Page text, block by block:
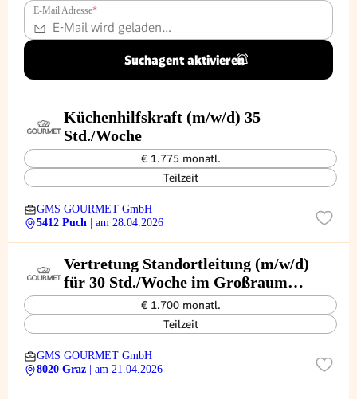
E-Mail Adresse*
Suchagent aktivieren
Küchenhilfskraft (m/w/d) 35
Std./Woche
€ 1.775 monatl.
Teilzeit
GMS GOURMET GmbH
5412 Puch
| am 28.04.2026
Vertretung Standortleitung (m/w/d)
für 30 Std./Woche im Großraum
Graz
€ 1.700 monatl.
Teilzeit
GMS GOURMET GmbH
8020 Graz
| am 21.04.2026